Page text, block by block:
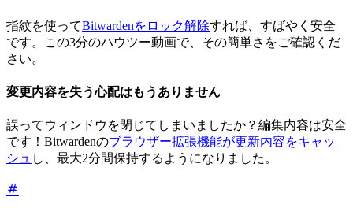
指紋を使ってBitwardenをロック解除すれば、すばやく安全
です。この3分のハウツー動画で、その簡単さをご確認くだ
さい。
変更内容を失う心配はもうありません
誤ってウィンドウを閉じてしまいましたか？編集内容は安全
です！Bitwardenのブラウザー拡張機能が更新内容をキャッ
シュ し、最大2分間保持するようになりました。